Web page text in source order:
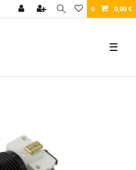
0 0,00 €
☰